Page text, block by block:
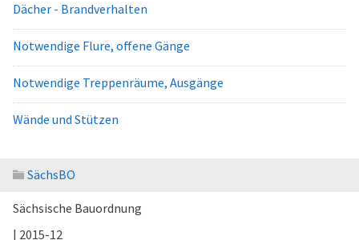
Dächer - Brandverhalten
Notwendige Flure, offene Gänge
Notwendige Treppenräume, Ausgänge
Wände und Stützen
SächsBO
Sächsische Bauordnung
| 2015-12